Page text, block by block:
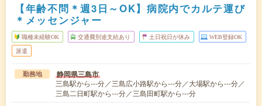
【年齢不問＊週3日～OK】病院内でカルテ運び
＊メッセンジャー
職種未経験OK 交通費別途支給あり 土日祝日が休み WEB登録OK
派遣
勤務地 静岡県三島市
三島駅から---分／三島広小路駅から---分／大場駅から---分／
三島二日町駅から---分／三島田町駅から---分